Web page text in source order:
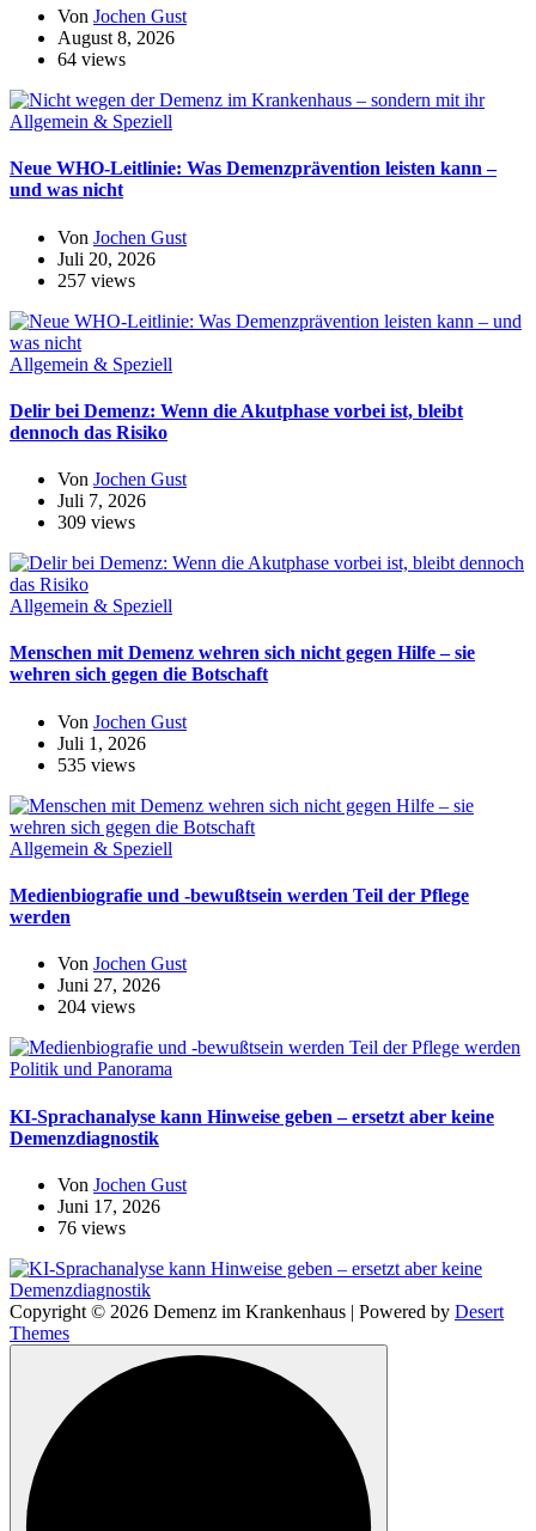
Von Jochen Gust
August 8, 2026
64 views
Allgemein & Speziell
Neue WHO-Leitlinie: Was Demenzprävention leisten kann –
und was nicht
Von Jochen Gust
Juli 20, 2026
257 views
Allgemein & Speziell
Delir bei Demenz: Wenn die Akutphase vorbei ist, bleibt
dennoch das Risiko
Von Jochen Gust
Juli 7, 2026
309 views
Allgemein & Speziell
Menschen mit Demenz wehren sich nicht gegen Hilfe – sie
wehren sich gegen die Botschaft
Von Jochen Gust
Juli 1, 2026
535 views
Allgemein & Speziell
Medienbiografie und -bewußtsein werden Teil der Pflege
werden
Von Jochen Gust
Juni 27, 2026
204 views
Politik und Panorama
KI-Sprachanalyse kann Hinweise geben – ersetzt aber keine
Demenzdiagnostik
Von Jochen Gust
Juni 17, 2026
76 views
Copyright © 2026 Demenz im Krankenhaus | Powered by Desert
Themes